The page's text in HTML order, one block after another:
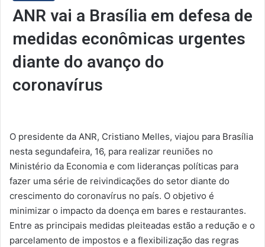
ANR vai a Brasília em defesa de
medidas econômicas urgentes
diante do avanço do
coronavírus
O presidente da ANR, Cristiano Melles, viajou para Brasília
nesta segundafeira, 16, para realizar reuniões no
Ministério da Economia e com lideranças políticas para
fazer uma série de reivindicações do setor diante do
crescimento do coronavírus no país. O objetivo é
minimizar o impacto da doença em bares e restaurantes.
Entre as principais medidas pleiteadas estão a redução e o
parcelamento de impostos e a flexibilização das regras